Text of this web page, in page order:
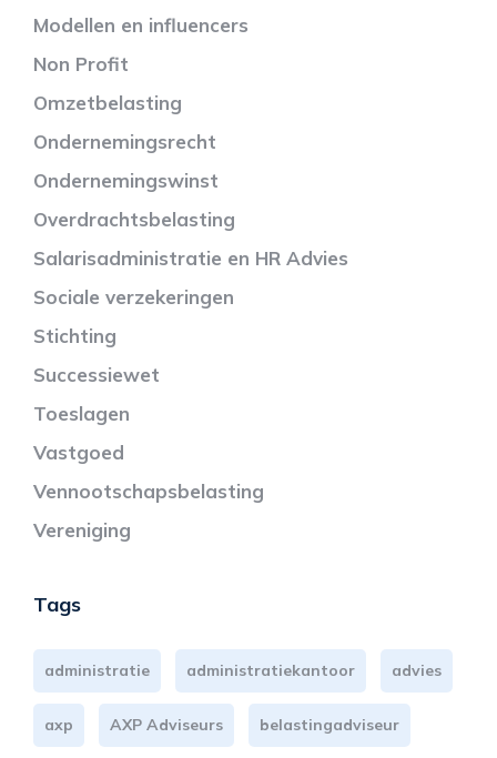
Modellen en influencers
Non Profit
Omzetbelasting
Ondernemingsrecht
Ondernemingswinst
Overdrachtsbelasting
Salarisadministratie en HR Advies
Sociale verzekeringen
Stichting
Successiewet
Toeslagen
Vastgoed
Vennootschapsbelasting
Vereniging
Tags
administratie administratiekantoor advies
axp AXP Adviseurs belastingadviseur